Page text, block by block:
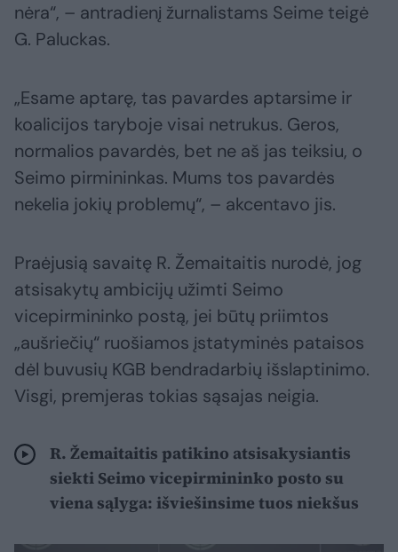
nėra“, – antradienį žurnalistams Seime teigė
G. Paluckas.
„Esame aptarę, tas pavardes aptarsime ir
koalicijos taryboje visai netrukus. Geros,
normalios pavardės, bet ne aš jas teiksiu, o
Seimo pirmininkas. Mums tos pavardės
nekelia jokių problemų“, – akcentavo jis.
Praėjusią savaitę R. Žemaitaitis nurodė, jog
atsisakytų ambicijų užimti Seimo
vicepirmininko postą, jei būtų priimtos
„aušriečių“ ruošiamos įstatyminės pataisos
dėl buvusių KGB bendradarbių išslaptinimo.
Visgi, premjeras tokias sąsajas neigia.
R. Žemaitaitis patikino atsisakysiantis
siekti Seimo vicepirmininko posto su
viena sąlyga: išviešinsime tuos niekšus